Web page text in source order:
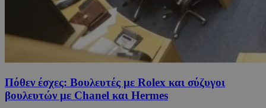
Πόθεν έσχες: Βουλευτές με Rolex και σύζυγοι
βουλευτών με Chanel και Hermes